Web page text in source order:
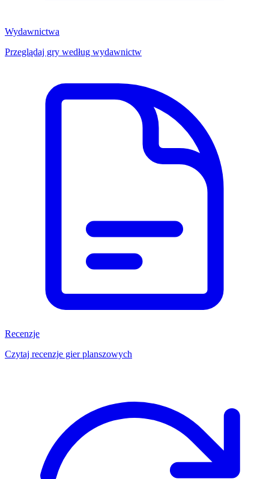
Wydawnictwa
Przeglądaj gry według wydawnictw
Recenzje
Czytaj recenzje gier planszowych